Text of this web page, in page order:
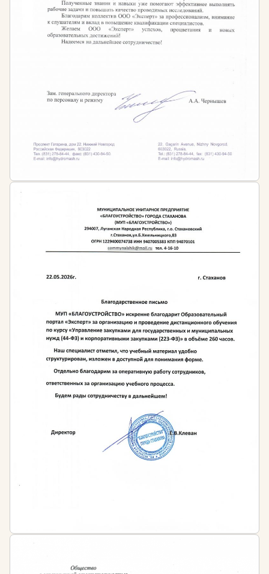
любой организации. Они управляют всеми
документопотоками, через которые происходит
обмен информацией как внутри компании, так и с
связи и электронного документооборота
привлекает внимание служб, ответственных за
информационную безопасность. Сотрудники,
работающие с документами, должны обладать
Курсы делопроизводства, профессиональной
переподготовки и повышения квалификации
нашего учебного центра помогут освоить все
аспекты работы в данной сфере. Форма обучения
— дистанционная, что позволяет совмещать учебу с
основной работой. Вы получаете доступ к
материалам в любое время и можете выстраивать
Наши программы разработаны для:
Сотрудников, желающих получить
профессиональное образование в области
делопроизводства и архивоведения.
Специалистов с высшим образованием,
стремящихся пройти профессиональную
Работников кадровых служб, бухгалтерий и
секретариатов, которым необходимо
повышение квалификации.
своей компании.